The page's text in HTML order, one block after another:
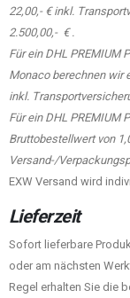
22,00,- € inkl.
2.500,00,- € .
Für ein DHL PREMIUM
Monaco berechnen wir
inkl.
Für ein DHL PREMIUM
Bruttobestellwert von
Versand-/
EXW Versand wird
Lieferzeit
Sofort lieferbare
oder am nächsten
Regel erhalten Sie die